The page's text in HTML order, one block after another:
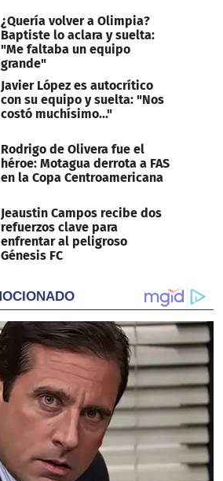
¿Quería volver a Olimpia?
Baptiste lo aclara y suelta:
"Me faltaba un equipo
grande"
Javier López es autocrítico
con su equipo y suelta: "Nos
costó muchísimo..."
Rodrigo de Olivera fue el
héroe: Motagua derrota a FAS
en la Copa Centroamericana
Jeaustin Campos recibe dos
refuerzos clave para
enfrentar al peligroso
Génesis FC